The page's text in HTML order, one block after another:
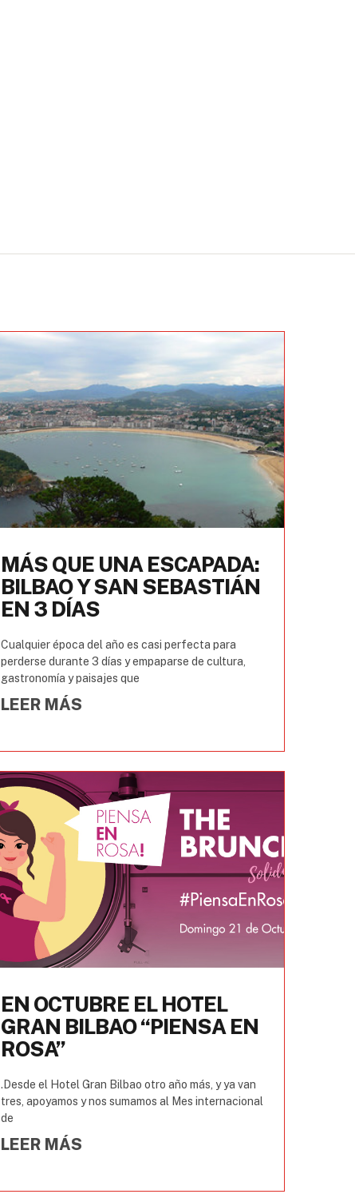
MÁS QUE UNA ESCAPADA:
BILBAO Y SAN SEBASTIÁN
EN 3 DÍAS
Cualquier época del año es casi perfecta para
perderse durante 3 días y empaparse de cultura,
gastronomía y paisajes que
LEER MÁS
EN OCTUBRE EL HOTEL
GRAN BILBAO “PIENSA EN
ROSA”
.Desde el Hotel Gran Bilbao otro año más, y ya van
tres, apoyamos y nos sumamos al Mes internacional
de
LEER MÁS